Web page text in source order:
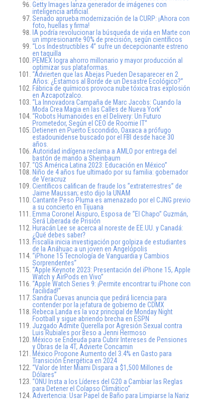
Getty Images lanza generador de imágenes con
inteligencia artificial.
Senado aprueba modernización de la CURP: ¡Ahora con
foto, huellas y firma!
IA podría revolucionar la búsqueda de vida en Marte con
un impresionante 90% de precisión, según científicos
“Los Indestructibles 4” sufre un decepcionante estreno
en taquilla
PEMEX logra ahorro millonario y mayor producción al
optimizar sus plataformas.
“Advierten que las Abejas Pueden Desaparecer en 2
Años: ¿Estamos al Borde de un Desastre Ecológico?”
Fábrica de químicos provoca nube tóxica tras explosión
en Azcapotzalco.
“La Innovadora Campaña de Marc Jacobs: Cuando la
Moda Crea Magia en las Calles de Nueva York”
“Robots Humanoides en el Delivery: Un Futuro
Prometedor, Según el CEO de Roomie IT”
Detienen en Puerto Escondido, Oaxaca a prófugo
estadounidense buscado por el FBI desde hace 30
años.
Autoridad indígena reclama a AMLO por entrega del
bastón de mando a Sheinbaum
“QS América Latina 2023: Educación en México”
Niño de 4 años fue ultimado por su familia: gobernador
de Veracruz
Científicos califican de fraude los “extraterrestres” de
Jaime Maussan; esto dijo la UNAM
Cantante Peso Pluma es amenazado por el CJNG previo
a su concierto en Tijuana
Emma Coronel Aispuro, Esposa de “El Chapo” Guzmán,
Será Liberada de Prisión
Huracán Lee se acerca al noreste de EE.UU. y Canadá:
¿Qué debes saber?
Fiscalía inicia investigación por golpiza de estudiantes
de la Anáhuac a un joven en Angelópolis
“iPhone 15 Tecnología de Vanguardia y Cambios
Sorprendentes”
“Apple Keynote 2023: Presentación del iPhone 15, Apple
Watch y AirPods en Vivo”
“Apple Watch Series 9: ¡Permite encontrar tu iPhone con
facilidad!”
Sandra Cuevas anuncia que pedirá licencia para
contender por la jefatura de gobierno de CDMX
Rebeca Landa es la voz principal de Monday Night
Football y sigue abriendo brecha en ESPN
Juzgado Admite Querella por Agresión Sexual contra
Luis Rubiales por Beso a Jenni Hermoso
México se Endeuda para Cubrir Intereses de Pensiones
y Obras de la 4T, Advierte Concamin
México Propone Aumento del 3.4% en Gasto para
Transición Energética en 2024
“Valor de Inter Miami Dispara a $1,500 Millones de
Dólares”
“ONU Insta a los Líderes del G20 a Cambiar las Reglas
para Detener el Colapso Climático”
Advertencia: Usar Papel de Baño para Limpiarse la Nariz